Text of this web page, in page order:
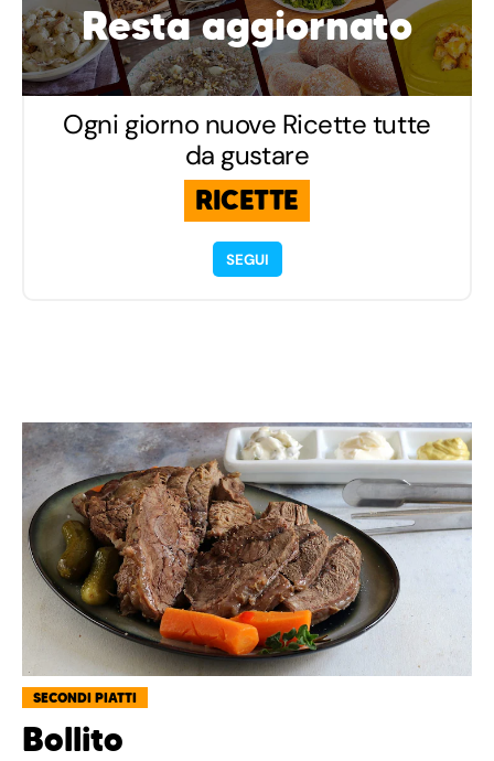
Resta aggiornato
Ogni giorno nuove Ricette tutte
da gustare
RICETTE
SEGUI
SECONDI PIATTI
Bollito